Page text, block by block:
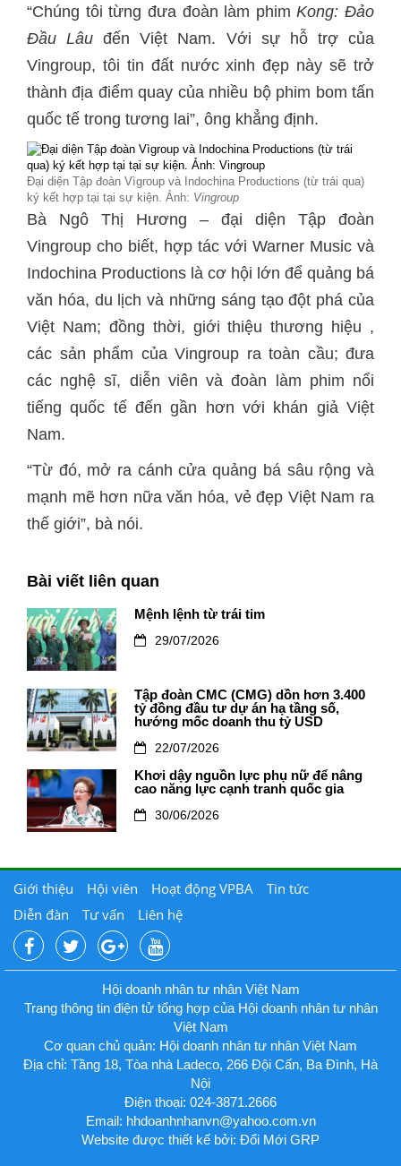
“Chúng tôi từng đưa đoàn làm phimKong: Đảo
Đầu Lâu đến Việt Nam. Với sự hỗ trợ của
Vingroup, tôi tin đất nước xinh đẹp này sẽ trở
thành địa điểm quay của nhiều bộ phim bom tấn
quốc tế trong tương lai”, ông khẳng định.
Đại diện Tập đoàn Vìgroup và Indochina Productions (từ trái qua)
ký kết hợp tại tại sự kiện. Ảnh: Vingroup
Bà Ngô Thị Hương – đại diện Tập đoàn
Vingroup cho biết, hợp tác với Warner Music và
Indochina Productions là cơ hội lớn để quảng bá
văn hóa, du lịch và những sáng tạo đột phá của
Việt Nam; đồng thời, giới thiệu thương hiệu ,
các sản phẩm của Vingroup ra toàn cầu; đưa
các nghệ sĩ, diễn viên và đoàn làm phim nổi
tiếng quốc tế đến gần hơn với khán giả Việt
Nam.
“Từ đó, mở ra cánh cửa quảng bá sâu rộng và
mạnh mẽ hơn nữa văn hóa, vẻ đẹp Việt Nam ra
thế giới”, bà nói.
Bài viết liên quan
Mệnh lệnh từ trái tim
29/07/2026
Tập đoàn CMC (CMG) dồn hơn 3.400
tỷ đồng đầu tư dự án hạ tầng số,
hướng mốc doanh thu tỷ USD
22/07/2026
Khơi dậy nguồn lực phụ nữ để nâng
cao năng lực cạnh tranh quốc gia
30/06/2026
Giới thiệu Hội viên Hoạt động VPBA
Tin tức
Diễn đàn
Tư vấn Liên hệ
Hội doanh nhân tư nhân Việt Nam
Trang thông tin điện tử tổng hợp của Hội doanh nhân tư nhân
Việt Nam
Cơ quan chủ quản: Hội doanh nhân tư nhân Việt Nam
Địa chỉ: Tầng 18, Tòa nhà Ladeco, 266 Đội Cấn, Ba Đình, Hà
Nội
Điện thoại: 024-3871.2666
Email: hhdoanhnhanvn@yahoo.com.vn
Website được thiết kế bởi: Đổi Mới GRP